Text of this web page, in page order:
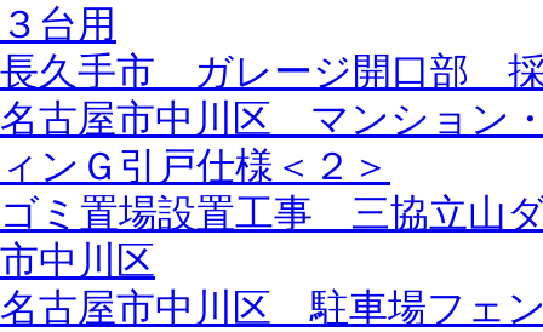
３台用
長久手市 ガレージ開口部 採
名古屋市中川区 マンション
ィンＧ引戸仕様＜２＞
ゴミ置場設置工事 三協立山
市中川区
名古屋市中川区 駐車場フェ